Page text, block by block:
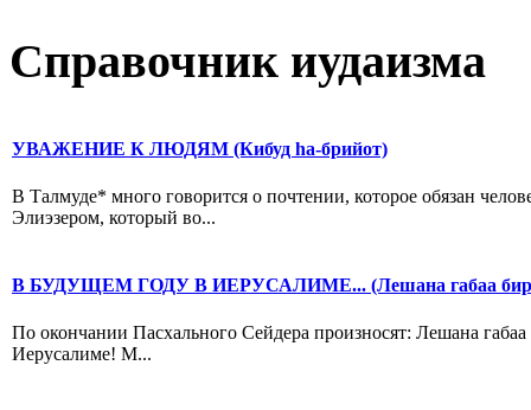
Справочник иудаизма
УВАЖЕНИЕ К ЛЮДЯМ (Кибуд hа-брийот)
В Талмуде* много говорится о почтении, которое обязан
Элиэзером, который во...
В БУДУЩЕМ ГОДУ В ИЕРУСАЛИМЕ... (Лешана габаа бир
По окончании Пасхального Сейдера произносят: Лешана
Иерусалиме! М...